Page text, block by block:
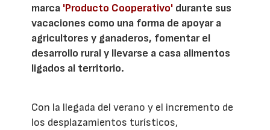
marca 'Producto Cooperativo' durante sus
vacaciones como una forma de apoyar a
agricultores y ganaderos, fomentar el
desarrollo rural y llevarse a casa alimentos
ligados al territorio.
Con la llegada del verano y el incremento de
los desplazamientos turísticos,